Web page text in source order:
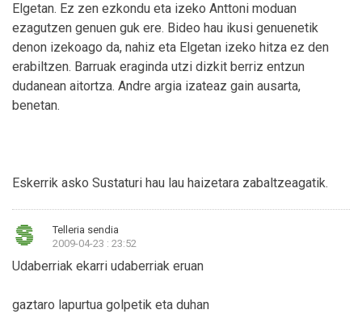
Elgetan. Ez zen ezkondu eta izeko Anttoni moduan
ezagutzen genuen guk ere. Bideo hau ikusi genuenetik
denon izekoago da, nahiz eta Elgetan izeko hitza ez den
erabiltzen. Barruak eraginda utzi dizkit berriz entzun
dudanean aitortza. Andre argia izateaz gain ausarta,
benetan.
Eskerrik asko Sustaturi hau lau haizetara zabaltzeagatik.
Telleria sendia
2009-04-23 : 23:52
Udaberriak ekarri udaberriak eruan
gaztaro lapurtua golpetik eta duhan